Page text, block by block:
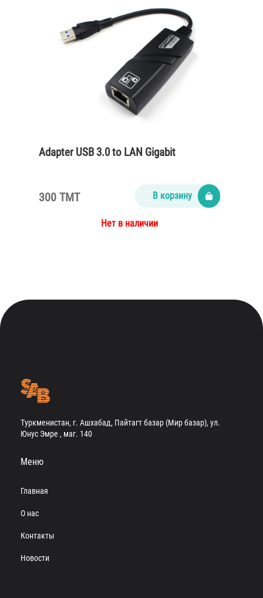
Adapter USB 3.0 to LAN Gigabit
300 TMT В корзину
Нет в наличии
Туркменистан, г. Ашхабад, Пайтагт базар (Мир базар), ул.
Юнус Эмре , маг. 140
Меню
Главная
О нас
Контакты
Новости